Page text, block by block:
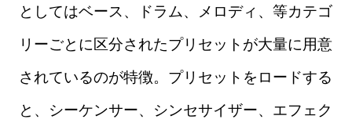
としてはベース、ドラム、メロディ、等カテゴ
リーごとに区分されたプリセットが大量に用意
されているのが特徴。プリセットをロードする
と、シーケンサー、シンセサイザー、エフェク